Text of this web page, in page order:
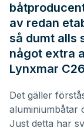
av redan
så dumt alls
något extra
Lynxmar
Det gäller
aluminiumbåtar
Just detta har